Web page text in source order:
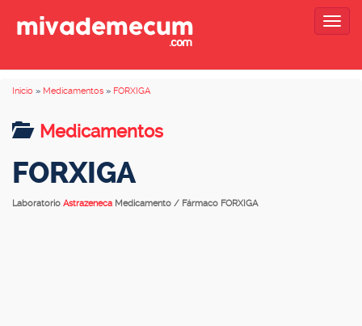
Inicio » Medicamentos » FORXIGA
Medicamentos
FORXIGA
Laboratorio Astrazeneca Medicamento / Fármaco FORXIGA